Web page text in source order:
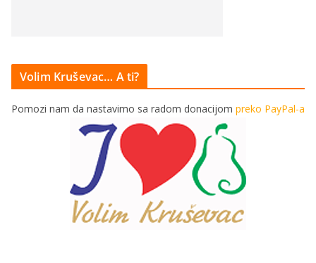
Volim Kruševac… A ti?
Pomozi nam da nastavimo sa radom donacijom preko PayPal-a